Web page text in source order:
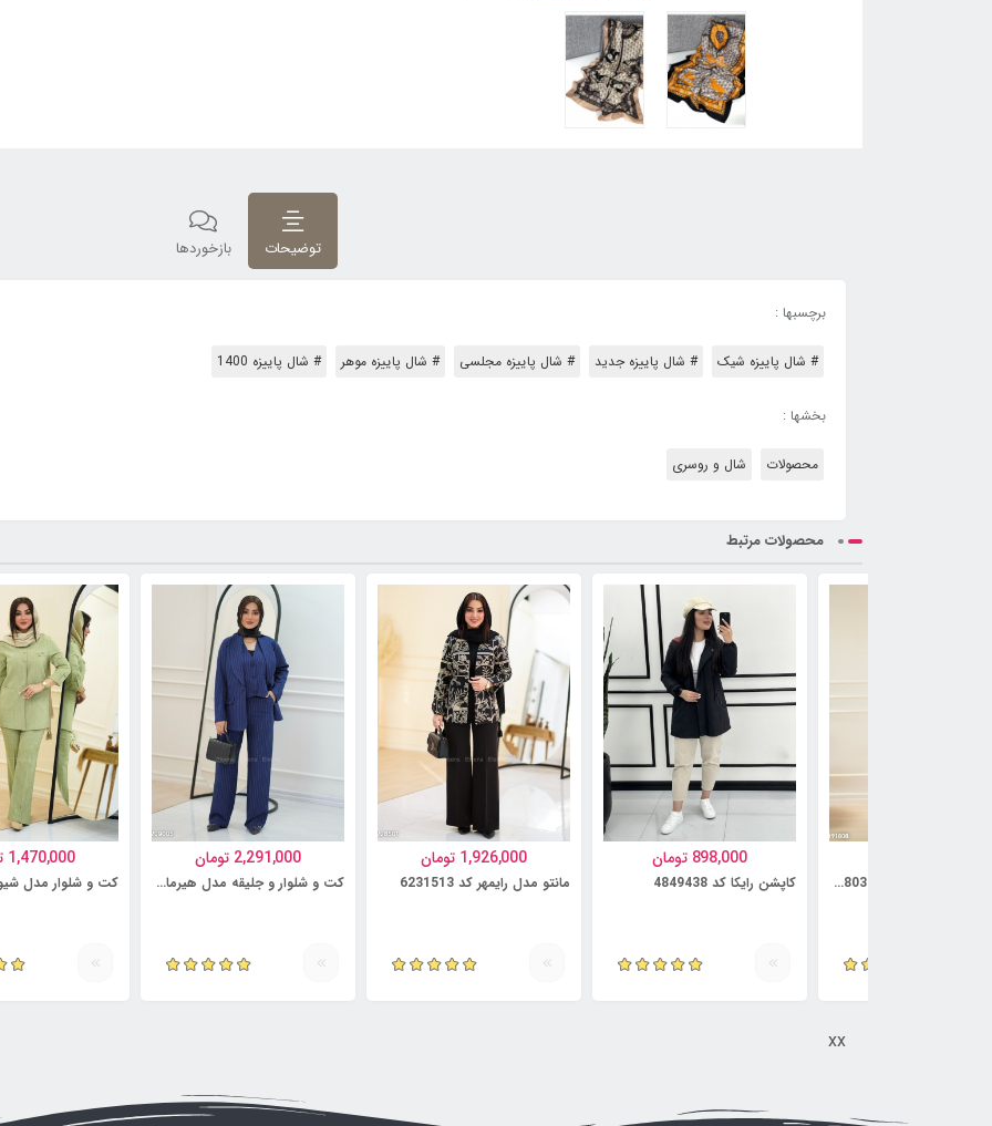
توضیحات بازخوردها
برچسبها :
# شال پاییزه شیک # شال پاییزه جدید # شال پاییزه مجلسی # شال پاییزه موهر # شال پاییزه 1400
بخشها :
محصولات شال و روسری
محصولات مرتبط
کت و دامن مدل آنوشه کد 5814803
898,000 تومان
کاپشن رایکا کد 4849438
1,926,000 تومان
مانتو مدل رایمهر کد 6231513
2,291,000 تومان
کت و شلوار و جلیقه مدل هیرمان کد 6231499
1,470,000
xx